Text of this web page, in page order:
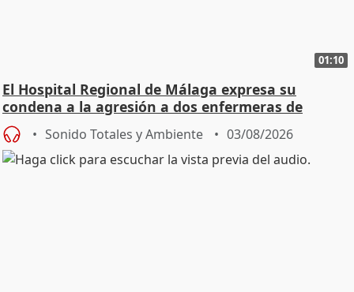
01:10
El Hospital Regional de Málaga expresa su
condena a la agresión a dos enfermeras de
Urgencias
Sonido Totales y Ambiente 03/08/2026